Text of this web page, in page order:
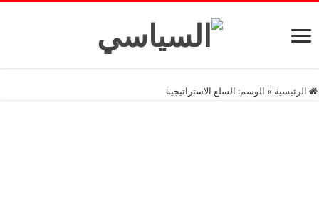
الرئيسية » الوسم: السلع الاستراتيجية